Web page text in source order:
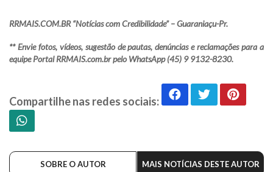
RRMAIS.COM.BR “Notícias com Credibilidade” – Guaraniaçu-Pr.
** Envie fotos, vídeos, sugestão de pautas, denúncias e reclamações para a
equipe Portal RRMAIS.com.br pelo WhatsApp (45) 9 9132-8230.
Compartilhe nas redes sociais:
SOBRE O AUTOR MAIS NOTÍCIAS DESTE AUTOR